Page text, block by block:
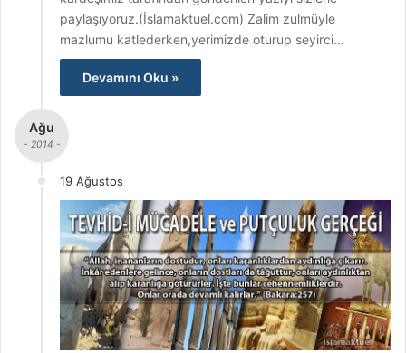
paylaşıyoruz.(İslamaktuel.com) Zalim zulmüyle
mazlumu katlederken,yerimizde oturup seyirci…
Devamını Oku »
Ağu
- 2014 -
19 Ağustos